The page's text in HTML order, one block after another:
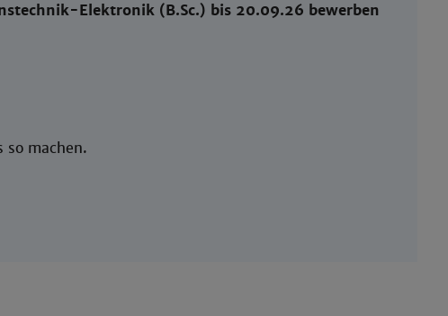
Elektronik (B.Sc.) bis 20.09.26 bewerben
unsere Studis so machen.